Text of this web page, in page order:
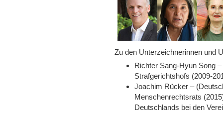
Zu den Unterzeichnerinnen und
Richter Sang-Hyun Song
Strafgerichtshofs (2009-
Joachim Rücker –
Menschenrechtsrats
Deutschlands bei den